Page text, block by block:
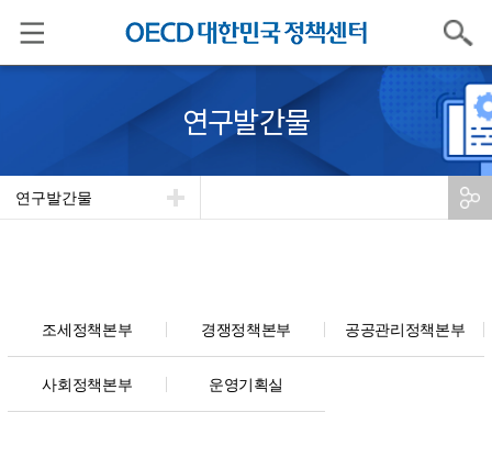
검색
연구발간물
연구발간물
조세정책본부 경쟁정책본부 공공관리정책본부
사회정책본부 운영기획실